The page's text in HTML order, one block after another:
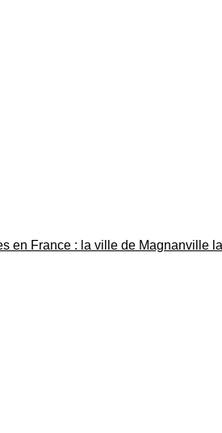
en France : la ville de Magnanville